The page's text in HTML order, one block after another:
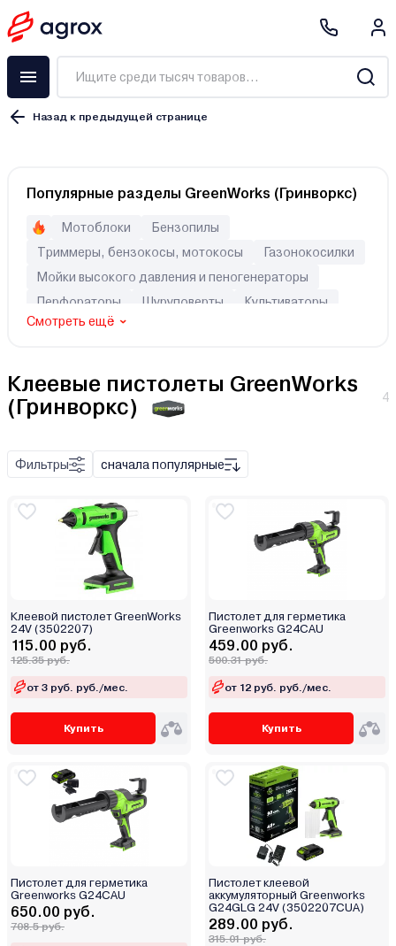
Назад к предыдущей странице
Популярные разделы GreenWorks (Гринворкс)
Смотреть ещё
Мотоблоки
Бензопилы
Триммеры, бензокосы, мотокосы
Газонокосилки
Мойки высокого давления и пеногенераторы
Перфораторы
Шуруповерты Культиваторы
Клеевые пистолеты GreenWorks
(Гринворкс)
4
Фильтры сначала популярные
Клеевой пистолет GreenWorks
24V (3502207)
115.00 руб.
125.35 руб.
от 3 руб. руб./мес.
Купить
Пистолет для герметика
Greenworks G24CAU
459.00 руб.
500.31 руб.
от 12 руб. руб./мес.
Купить
Пистолет для герметика
Greenworks G24CAU
650.00 руб.
708.5 руб.
Пистолет клеевой
аккумуляторный Greenworks
G24GLG 24V (3502207CUA)
289.00 руб.
315.01 руб.